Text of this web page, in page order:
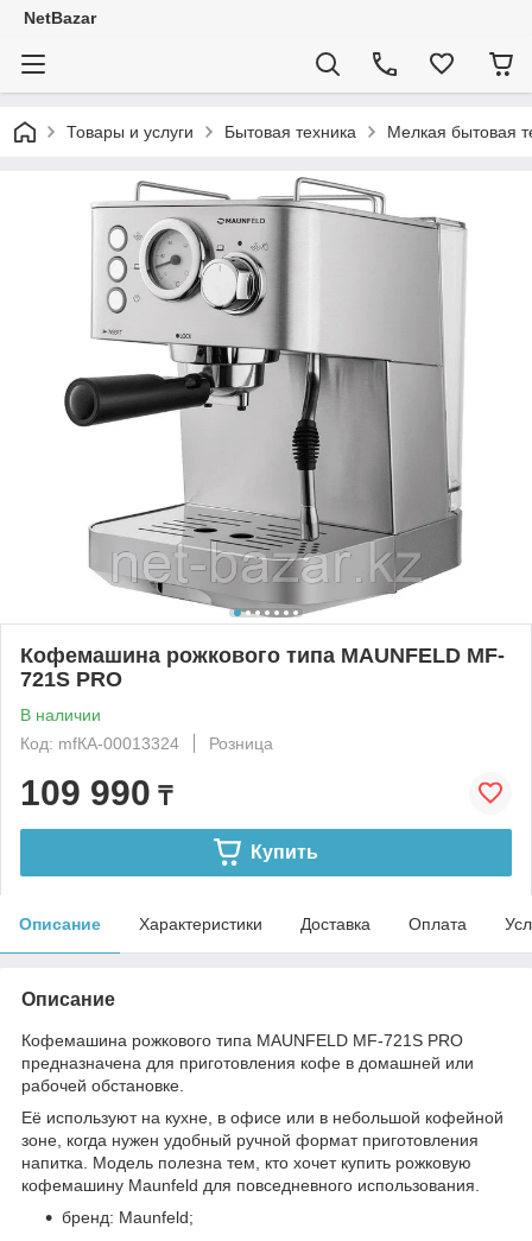
NetBazar
Товары и услуги Бытовая техника Мелкая бытовая
Кофемашина рожкового типа MAUNFELD MF-
721S PRO
В наличии
Код: mfКА-00013324
Розница
109 990 ₸
Купить
Описание Характеристики Доставка Оплата
Описание
Кофемашина рожкового типа MAUNFELD MF-721S PRO
предназначена для приготовления кофе в домашней или
рабочей обстановке.
Её используют на кухне, в офисе или в небольшой кофейной
зоне, когда нужен удобный ручной формат приготовления
напитка. Модель полезна тем, кто хочет купить рожковую
кофемашину Maunfeld для повседневного использования.
бренд: Maunfeld;